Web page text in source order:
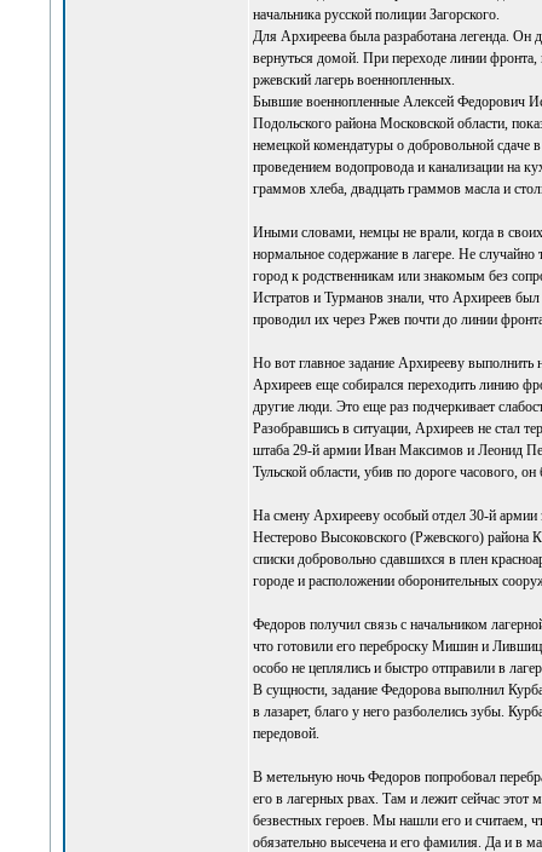
начальника русской полиции Загорского.
Для Архиреева была разработана легенда.
вернуться домой. При переходе линии
ржевский лагерь военнопленных.
Бывшие военнопленные Алексей Федорович
Подольского района Московской области,
немецкой комендатуры о добровольной сдаче
проведением водопровода и канализации на
граммов хлеба, двадцать граммов масла и
Иными словами, немцы не врали, когда в
нормальное содержание в лагере. Не
город к родственникам или знакомым без
Истратов и Турманов знали, что Архиреев
проводил их через Ржев почти до линии
Но вот главное задание Архирееву
Архиреев еще собирался переходить линию
другие люди. Это еще раз подчеркивает
Разобравшись в ситуации, Архиреев не стал
штаба 29-й армии Иван Максимов и Леонид
Тульской области, убив по дороге часового,
На смену Архирееву особый отдел 30-й
Нестерово Высоковского (Ржевского) района
списки добровольно сдавшихся в плен
городе и расположении оборонительных
Федоров получил связь с начальником
что готовили его переброску Мишин и
особо не цеплялись и быстро отправили в
В сущности, задание Федорова выполнил
в лазарет, благо у него разболелись зубы.
передовой.
В метельную ночь Федоров попробовал
его в лагерных рвах. Там и лежит сейчас этот
безвестных героев. Мы нашли его и считаем,
обязательно высечена и его фамилия. Да и в